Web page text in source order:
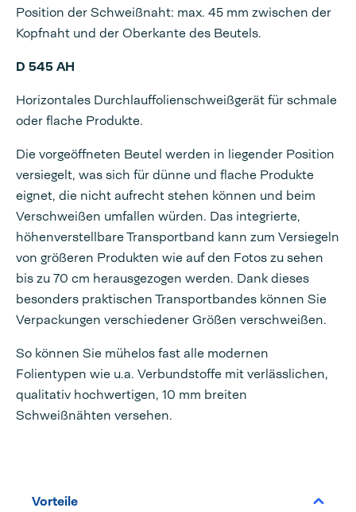
Position der Schweißnaht: max. 45 mm zwischen der
Kopfnaht und der Oberkante des Beutels.
D 545 AH
Horizontales Durchlauffolienschweißgerät für schmale
oder flache Produkte.
Die vorgeöffneten Beutel werden in liegender Position
versiegelt, was sich für dünne und flache Produkte
eignet, die nicht aufrecht stehen können und beim
Verschweißen umfallen würden. Das integrierte,
höhenverstellbare Transportband kann zum Versiegeln
von größeren Produkten wie auf den Fotos zu sehen
bis zu 70 cm herausgezogen werden. Dank dieses
besonders praktischen Transportbandes können Sie
Verpackungen verschiedener Größen verschweißen.
So können Sie mühelos fast alle modernen
Folientypen wie u.a. Verbundstoffe mit verlässlichen,
qualitativ hochwertigen, 10 mm breiten
Schweißnähten versehen.
Vorteile